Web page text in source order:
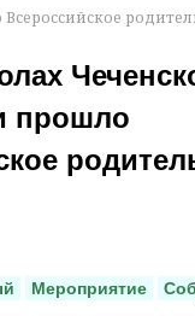
прошло
Мероприятие